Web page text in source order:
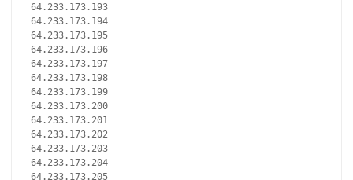
64.233.173.193
64.233.173.194
64.233.173.195
64.233.173.196
64.233.173.197
64.233.173.198
64.233.173.199
64.233.173.200
64.233.173.201
64.233.173.202
64.233.173.203
64.233.173.204
64.233.173.205